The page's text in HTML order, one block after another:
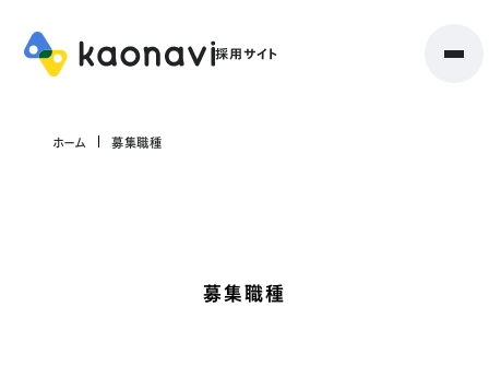
ホーム 募集職種
募集職種